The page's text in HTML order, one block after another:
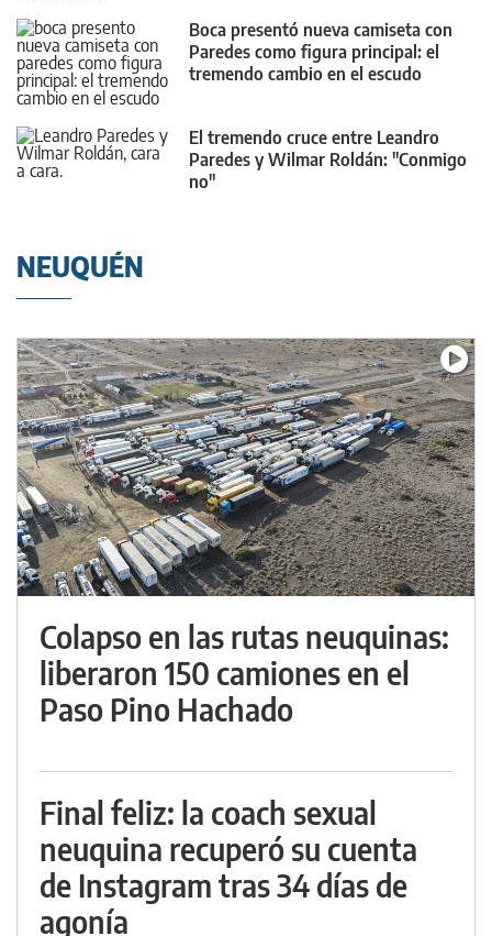
Boca presentó nueva camiseta con
Paredes como figura principal: el
tremendo cambio en el escudo
El tremendo cruce entre Leandro
Paredes y Wilmar Roldán: "Conmigo
no"
NEUQUÉN
Colapso en las rutas neuquinas:
liberaron 150 camiones en el
Paso Pino Hachado
Final feliz: la coach sexual
neuquina recuperó su cuenta
de Instagram tras 34 días de
agonía